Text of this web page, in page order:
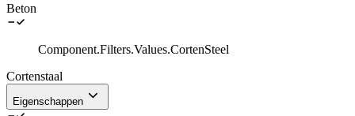
Beton
Component.Filters.Values.CortenSteel
Cortenstaal
Eigenschappen